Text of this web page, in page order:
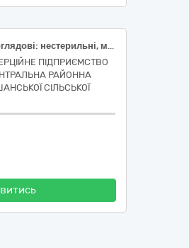
Рукавички медичні оглядові: нестерильні, матеріал виготовлення: нітрил, без пудри, розмір (ДСТУ EN 455-2:2015): M; Рукавички медичні оглядові: нестерильні, матеріал виготовлення: нітрил, без пудри, розмір (ДСТУ EN 455-2:2015): L; Рукавички медичні оглядові: нестерильні, матеріал виготовлення: латекс, без пудри, розмір (ДСТУ EN 455-2:2015): L; Катетер внутрішньовенний 22G з додатковим ін`єкційним портом, довжина катетера 25 мм, закритого типу, захисний механізм голки, з подовжувачаем, з рентгенкотрастною смужкою, колорове кодуванн - ДК 021:2015-33140000-3 Медичні матеріали
ПІДПРИЄМСТВО
РАЙОННА
СІЛЬСЬКОЇ